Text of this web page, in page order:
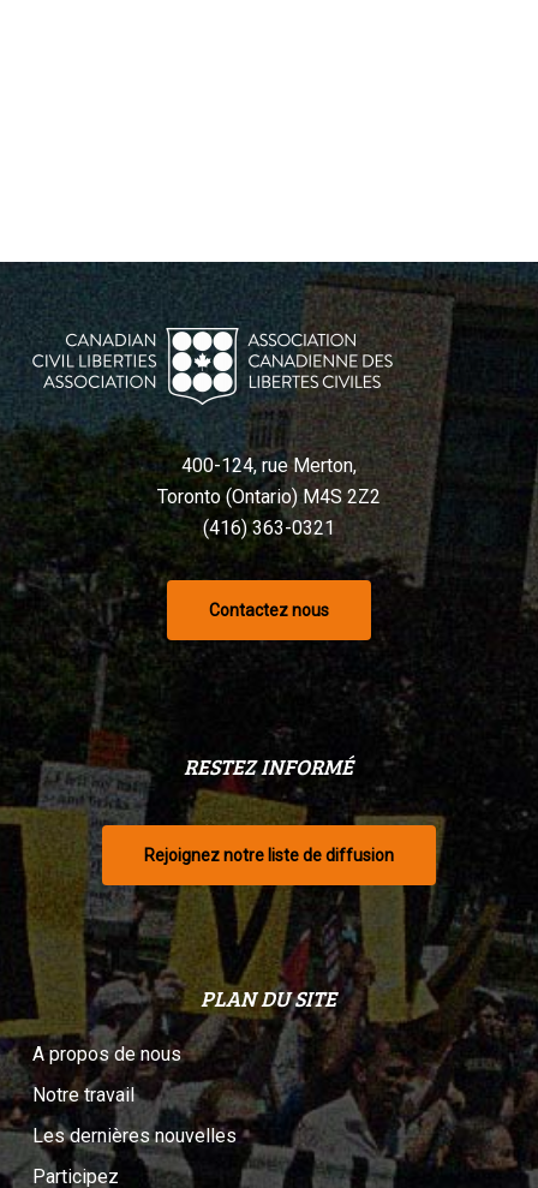
400-124, rue Merton,
Toronto (Ontario) M4S 2Z2
(416) 363-0321
Contactez nous
RESTEZ INFORMÉ
Rejoignez notre liste de diffusion
PLAN DU SITE
A propos de nous
Notre travail
Les dernières nouvelles
Participez